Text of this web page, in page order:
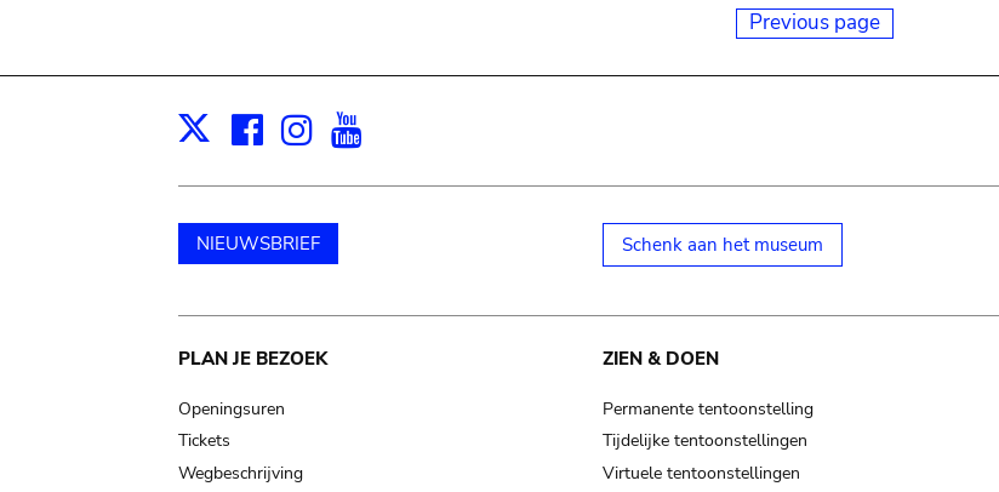
Previous page
X Facebook
Instagram
NIEUWSBRIEF Schenk aan het museum
Main
navigation
PLAN JE BEZOEK
Openingsuren
Tickets
Wegbeschrijving
ZIEN & DOEN
Permanente tentoonstelling
Tijdelijke tentoonstellingen
Virtuele tentoonstellingen